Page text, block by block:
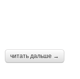
читать дальше →